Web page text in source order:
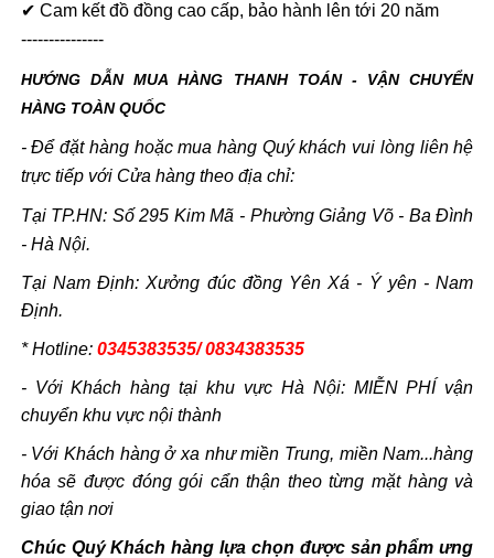
✔ Cam kết đồ đồng cao cấp, bảo hành lên tới 20 năm
---------------
HƯỚNG DẪN MUA HÀNG THANH TOÁN - VẬN CHUYỂN
HÀNG TOÀN QUỐC
- Để đặt hàng hoặc mua hàng Quý khách vui lòng liên hệ
trực tiếp với Cửa hàng theo địa chỉ:
Tại TP.HN: Số 295 Kim Mã - Phường Giảng Võ - Ba Đình
- Hà Nội.
Tại Nam Định: Xưởng đúc đồng Yên Xá - Ý yên - Nam
Định.
* Hotline: 0345383535/ 0834383535
- Với Khách hàng tại khu vực Hà Nội: MIỄN PHÍ vận
chuyển khu vực nội thành
- Với Khách hàng ở xa như miền Trung, miền Nam...hàng
hóa sẽ được đóng gói cẩn thận theo từng mặt hàng và
giao tận nơi
Chúc Quý Khách hàng lựa chọn được sản phẩm ưng